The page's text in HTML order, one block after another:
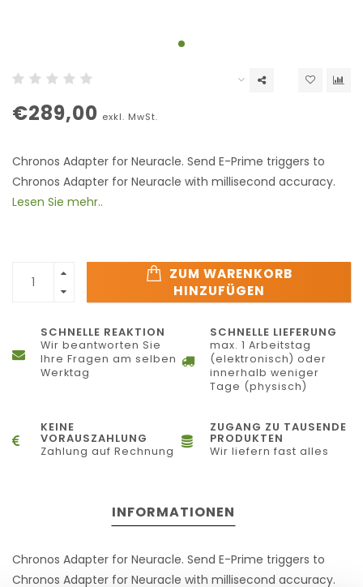
€289,00 exkl. MwSt.
Chronos Adapter for Neuracle. Send E-Prime triggers to
Chronos Adapter for Neuracle with millisecond accuracy.
Lesen Sie mehr..
ZUM WARENKORB
HINZUFÜGEN
SCHNELLE REAKTION
Wir beantworten Sie
Ihre Fragen am selben
Werktag
SCHNELLE LIEFERUNG
max. 1 Arbeitstag
(elektronisch) oder
innerhalb weniger
Tage (physisch)
KEINE
VORAUSZAHLUNG
Zahlung auf Rechnung
ZUGANG ZU TAUSENDE
PRODUKTEN
Wir liefern fast alles
INFORMATIONEN
Chronos Adapter for Neuracle. Send E-Prime triggers to
Chronos Adapter for Neuracle with millisecond accuracy.